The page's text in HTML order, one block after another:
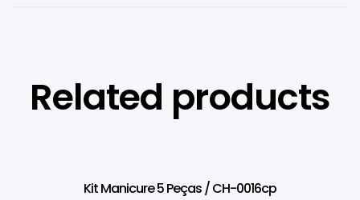
Related products
Kit Manicure 5 Peças / CH-0016cp